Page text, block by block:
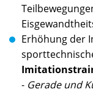
Erhöhung der
- Gerade und